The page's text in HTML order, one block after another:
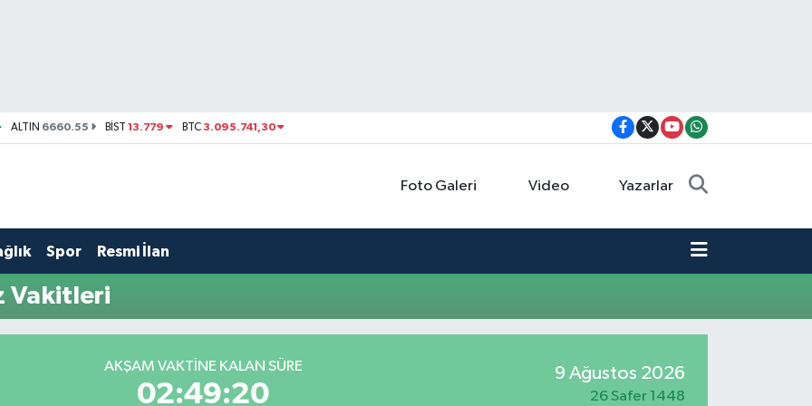
ALTIN 6660.55 BİST13.779 BTC3.095.741,30
Foto Galeri Video Yazarlar
Spor Resmi İlan
Vakitleri
AKŞAM VAKTINE KALAN SÜRE
02:49:20
9 Ağustos 2026
26 Safer 1448